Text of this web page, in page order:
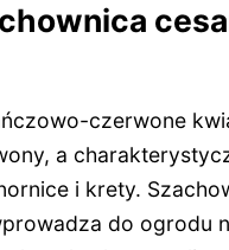
czerwone
a
i krety.
do ogrodu